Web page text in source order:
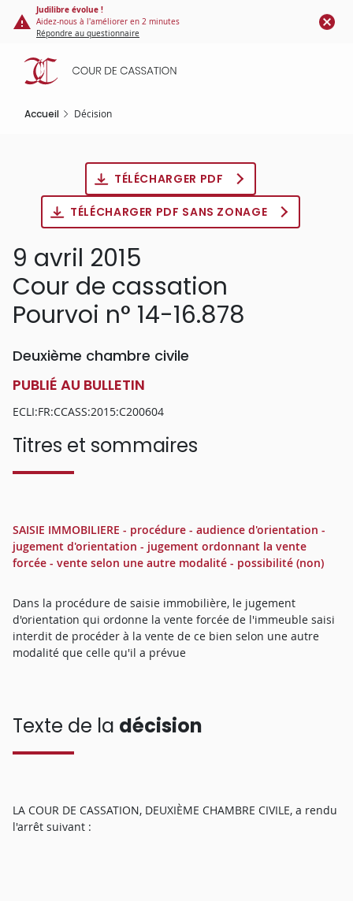
Panneau de gestion des cookies
contenu
principal
Judilibre évolue !
Aidez-nous à l'améliorer en 2 minutes
Répondre au questionnaire
Accueil Décision
TÉLÉCHARGER PDF
TÉLÉCHARGER PDF SANS ZONAGE
9 avril 2015
Cour de cassation
Pourvoi n° 14-16.878
Deuxième chambre civile
PUBLIÉ AU BULLETIN
ECLI:FR:CCASS:2015:C200604
Titres et sommaires
SAISIE IMMOBILIERE - procédure - audience d'orientation -
jugement d'orientation - jugement ordonnant la vente
forcée - vente selon une autre modalité - possibilité (non)
Dans la procédure de saisie immobilière, le jugement
d'orientation qui ordonne la vente forcée de l'immeuble saisi
interdit de procéder à la vente de ce bien selon une autre
modalité que celle qu'il a prévue
Texte de la décision
LA COUR DE CASSATION, DEUXIÈME CHAMBRE CIVILE, a rendu
l'arrêt suivant :